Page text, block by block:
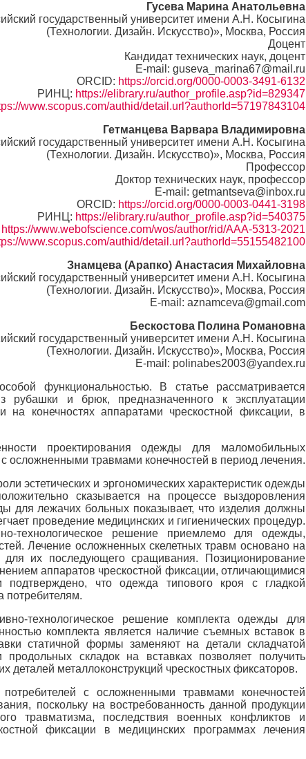
Гусева Марина Анатольевна
государственный университет имени А.Н. Косыгина
(Технологии. Дизайн. Искусство)», Москва, Россия
Доцент
Кандидат технических наук, доцент
E-mail: guseva_marina67@mail.ru
ORCID: https://orcid.org/0000-0003-3491-6132
РИНЦ: https://elibrary.ru/author_profile.asp?id=829347
www.scopus.com/authid/detail.url?authorId=57197843104
Гетманцева Варвара Владимировна
государственный университет имени А.Н. Косыгина
(Технологии. Дизайн. Искусство)», Москва, Россия
Профессор
Доктор технических наук, профессор
E-mail: getmantseva@inbox.ru
ORCID: https://orcid.org/0000-0003-0441-3198
РИНЦ: https://elibrary.ru/author_profile.asp?id=540375
https://www.webofscience.com/wos/author/rid/AAA-5313-2021
www.scopus.com/authid/detail.url?authorId=55155482100
Знамцева (Арапко) Анастасия Михайловна
государственный университет имени А.Н. Косыгина
(Технологии. Дизайн. Искусство)», Москва, Россия
E-mail: aznamceva@gmail.com
Бескостова Полина Романовна
государственный университет имени А.Н. Косыгина
(Технологии. Дизайн. Искусство)», Москва, Россия
E-mail: polinabes2003@yandex.ru
функциональностью. В статье рассматривается
рубашки и брюк, предназначенного к эксплуатации
конечностях аппаратами чрескостной фиксации, в
проектирования одежды для маломобильных
осложненными травмами конечностей в период лечения.
эстетических и эргономических характеристик одежды
сказывается на процессе выздоровления
для лежачих больных показывает, что изделия должны
проведение медицинских и гигиенических процедур.
технологическое решение приемлемо для одежды,
Лечение осложненных скелетных травм основано на
их последующего сращивания. Позиционирование
аппаратов чрескостной фиксации, отличающимися
подтверждено, что одежда типового кроя с гладкой
потребителям.
технологическое решение комплекта одежды для
комплекта является наличие съемных вставок в
статичной формы заменяют на детали складчатой
складок на вставках позволяет получить
металлоконструкций чрескостных фиксаторов.
с осложненными травмами конечностей
поскольку на востребованность данной продукции
травматизма, последствия военных конфликтов и
фиксации в медицинских программах лечения